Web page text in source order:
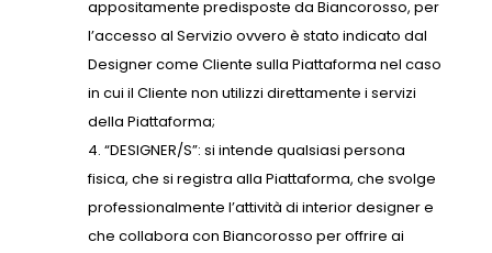
appositamente predisposte da Biancorosso, per
l’accesso al Servizio ovvero è stato indicato dal
Designer come Cliente sulla Piattaforma nel caso
in cui il Cliente non utilizzi direttamente i servizi
della Piattaforma;
“DESIGNER/S”: si intende qualsiasi persona
fisica, che si registra alla Piattaforma, che svolge
professionalmente l’attività di interior designer e
che collabora con Biancorosso per offrire ai